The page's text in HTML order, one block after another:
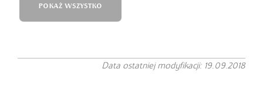
POKAŻ WSZYSTKO
Data ostatniej modyfikacji: 19.09.2018